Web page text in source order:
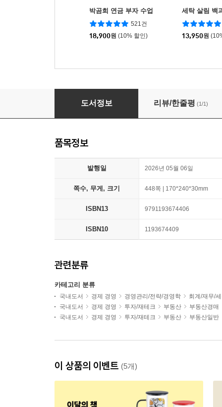
박곰희 연금 부자 수업
521건
18,900원 (10% 할인)
세탁 살림 백
13,950원
이은하의 부동산 절세 오늘부터 1일
도서정보 리뷰/한줄평 (1/1)
품목정보
발행일 2026년 05월 06일
쪽수, 무게, 크기 448쪽 | 170*240*30mm
ISBN13 9791193674406
ISBN10 1193674409
관련분류
카테고리 분류
국내도서 경제 경영 경영관리/전략/경영학
회계/재무/
국내도서
경제 경영 투자/재테크 부동산
부동산경매
국내도서
경제 경영 투자/재테크 부동산 부동산일반
이 상품의 이벤트 (5개)